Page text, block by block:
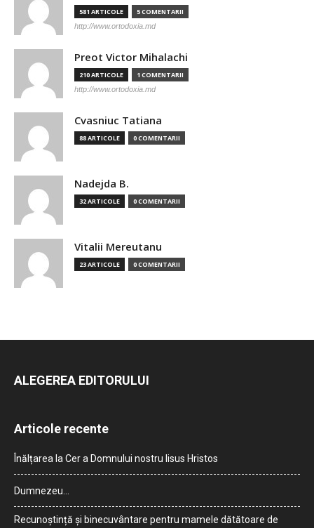
581 ARTICOLE 5 COMENTARII
http://www.ortodoxia.md
Preot Victor Mihalachi
210 ARTICOLE 1 COMENTARII
http://www.ortodoxia.md
Cvasniuc Tatiana
88 ARTICOLE 0 COMENTARII
Nadejda B.
32 ARTICOLE 0 COMENTARII
Vitalii Mereutanu
23 ARTICOLE 0 COMENTARII
ALEGEREA EDITORULUI
Articole recente
Înălțarea la Cer a Domnului nostru Iisus Hristos
Dumnezeu…
Recunoștință și binecuvântare pentru mamele dătătoare de